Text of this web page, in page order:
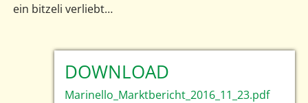
ein bitzeli verliebt…
DOWNLOAD
Marinello_Marktbericht_2016_11_23.pdf